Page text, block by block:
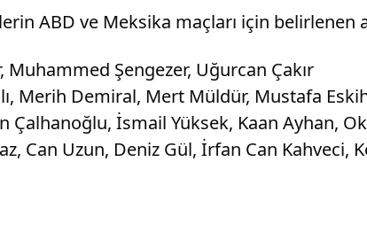
ABD ve Meksika maçları için belirlenen
Muhammed Şengezer, Uğurcan Çakır
Merih Demiral, Mert Müldür, Mustafa
Çalhanoğlu, İsmail Yüksek, Kaan Ayhan,
Can Uzun, Deniz Gül, İrfan Can